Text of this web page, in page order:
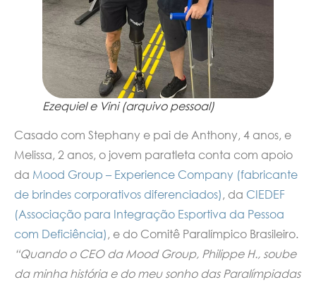
Ezequiel e Vini (arquivo pessoal)
Casado com Stephany e pai de Anthony, 4 anos, e
Melissa, 2 anos, o jovem paratleta conta com apoio
da Mood Group – Experience Company (fabricante
de brindes corporativos diferenciados) , da CIEDEF
(Associação para Integração Esportiva da Pessoa
com Deficiência) , e do Comitê Paralímpico Brasileiro.
“Quando o CEO da Mood Group, Philippe H., soube
da minha história e do meu sonho das Paralímpiadas